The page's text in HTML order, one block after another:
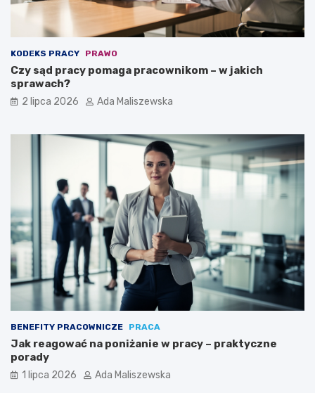
KODEKS PRACY PRAWO
Czy sąd pracy pomaga pracownikom – w jakich
sprawach?
2 lipca 2026 Ada Maliszewska
BENEFITY PRACOWNICZE PRACA
Jak reagować na poniżanie w pracy – praktyczne
porady
1 lipca 2026 Ada Maliszewska